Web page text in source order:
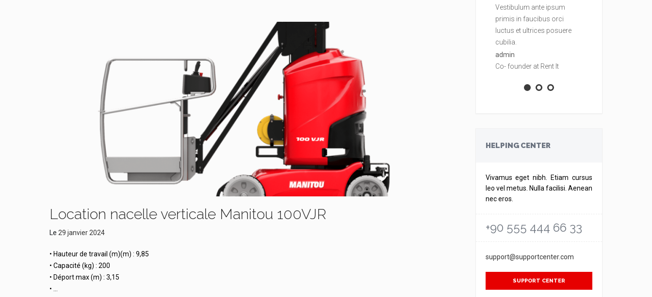
Location nacelle verticale Manitou 100VJR
Le 29 janvier 2024
• Hauteur de travail (m)(m) : 9,85
• Capacité (kg) : 200
• Déport max (m) : 3,15
• …
Vestibulum ante ipsum
primis in faucibus orci
luctus et ultrices posuere
cubilia.
admin
Co- founder at Rent It
HELPING CENTER
Vivamus eget nibh. Etiam cursus
leo vel metus. Nulla facilisi. Aenean
nec eros.
+90 555 444 66 33
support@supportcenter.com
SUPPORT CENTER